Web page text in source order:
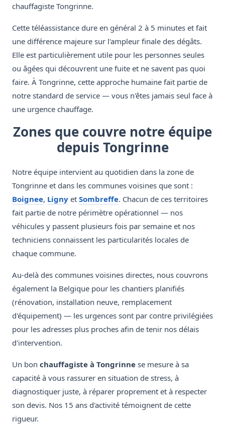
chauffagiste Tongrinne.
Cette téléassistance dure en général 2 à 5 minutes et fait
une différence majeure sur l'ampleur finale des dégâts.
Elle est particulièrement utile pour les personnes seules
ou âgées qui découvrent une fuite et ne savent pas quoi
faire. À Tongrinne, cette approche humaine fait partie de
notre standard de service — vous n'êtes jamais seul face à
une urgence chauffage.
Zones que couvre notre équipe
depuis Tongrinne
Notre équipe intervient au quotidien dans la zone de
Tongrinne et dans les communes voisines que sont :
Boignee, Ligny et Sombreffe. Chacun de ces territoires
fait partie de notre périmètre opérationnel — nos
véhicules y passent plusieurs fois par semaine et nos
techniciens connaissent les particularités locales de
chaque commune.
Au-delà des communes voisines directes, nous couvrons
également la Belgique pour les chantiers planifiés
(rénovation, installation neuve, remplacement
d'équipement) — les urgences sont par contre privilégiées
pour les adresses plus proches afin de tenir nos délais
d'intervention.
Un bon chauffagiste à Tongrinne se mesure à sa
capacité à vous rassurer en situation de stress, à
diagnostiquer juste, à réparer proprement et à respecter
son devis. Nos 15 ans d'activité témoignent de cette
rigueur.